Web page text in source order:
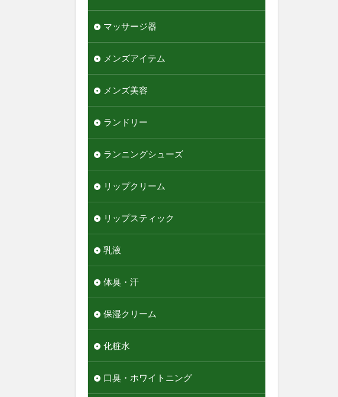
マッサージ器
メンズアイテム
メンズ美容
ランドリー
ランニングシューズ
リップクリーム
リップスティック
乳液
体臭・汗
保湿クリーム
化粧水
口臭・ホワイトニング